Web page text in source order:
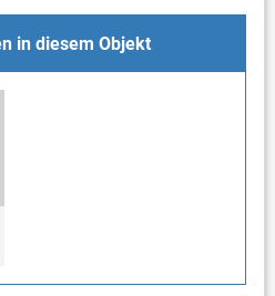
in diesem Objekt